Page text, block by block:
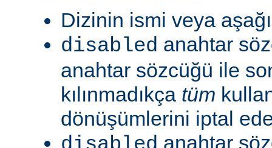
Dizinin ismi veya
disabled anahtar
anahtar sözcüğü ile
kılınmadıkça tüm
dönüşümlerini iptal
anahtar